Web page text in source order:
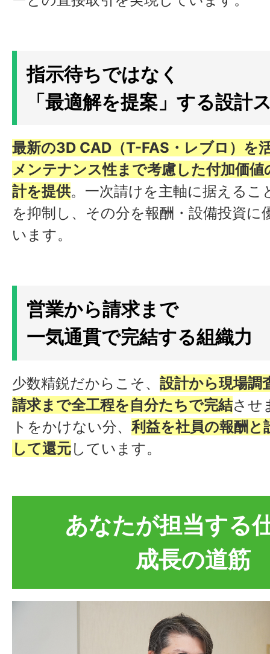
指示待ちではなく
「最適解を提案」する設計
最新の3D CAD（T-FAS・レブロ）を
メンテナンス性まで考慮した付加価値
計を提供。一次請けを主軸に据えるこ
を抑制し、その分を報酬・設備投資に
います。
営業から請求まで
一気通貫で完結する組織力
少数精鋭だからこそ、 設計から現場調
請求まで全工程を自分たちで完結させ
トをかけない分、利益を社員の報酬と
して還元しています。
あなたが担当する
成長の道筋